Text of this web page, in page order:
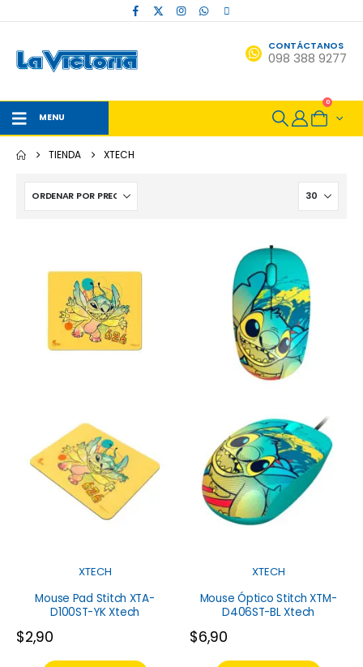
CONTÁCTANOS
098 388 9277
MENU
0
TIENDA XTECH
XTECH
Mouse Pad Stitch XTA-
D100ST-YK Xtech
$2,90
XTECH
Mouse Óptico Stitch XTM-
D406ST-BL Xtech
$6,90